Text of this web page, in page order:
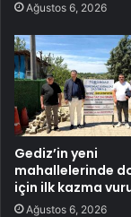
Ağustos 6, 2026
Gediz’in yeni
mahallelerinde
için ilk kazma
Ağustos 6, 2026